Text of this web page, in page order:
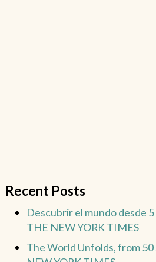
Recent Posts
Descubrir el mundo desde
THE NEW YORK TIMES
The World Unfolds, from